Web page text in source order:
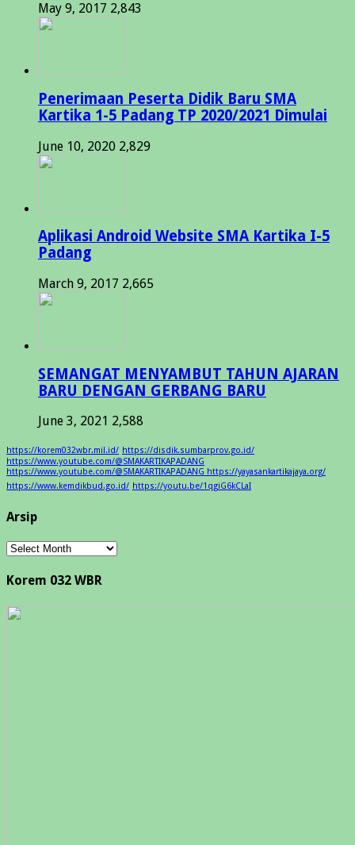
May 9, 2017 2,843
Penerimaan Peserta Didik Baru SMA
Kartika 1-5 Padang TP 2020/2021 Dimulai
June 10, 2020 2,829
Aplikasi Android Website SMA Kartika I-5
Padang
March 9, 2017 2,665
SEMANGAT MENYAMBUT TAHUN AJARAN
BARU DENGAN GERBANG BARU
June 3, 2021 2,588
https://korem032wbr.mil.id/ https://disdik.sumbarprov.go.id/
https://www.youtube.com/@SMAKARTIKAPADANG
https://www.youtube.com/@SMAKARTIKAPADANG https://yayasankartikajaya.org/
https://www.kemdikbud.go.id/ https://youtu.be/1qgiG6kCLaI
Arsip
Arsip
Korem 032 WBR